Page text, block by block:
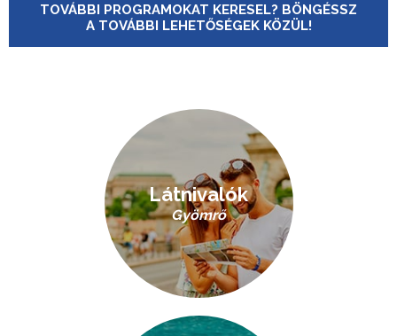
TOVÁBBI PROGRAMOKAT KERESEL? BÖNGÉSSZ
A TOVÁBBI LEHETŐSÉGEK KÖZÜL!
Látnivalók
Gyömrő